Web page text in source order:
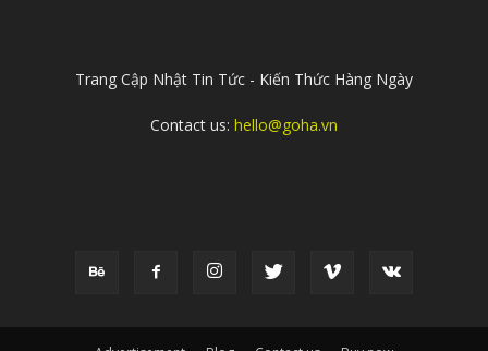
Trang Cập Nhật Tin Tức - Kiến Thức Hàng Ngày
Contact us: hello@goha.vn